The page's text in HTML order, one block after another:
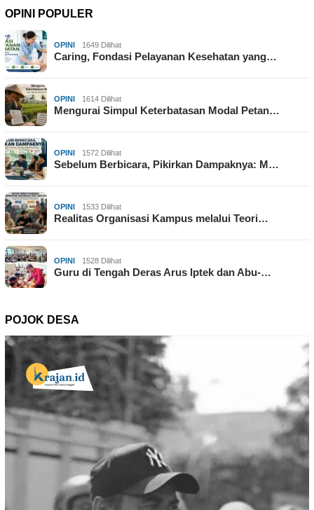
OPINI POPULER
OPINI 1649 Dilihat
Caring, Fondasi Pelayanan Kesehatan yang…
OPINI 1614 Dilihat
Mengurai Simpul Keterbatasan Modal Petan…
OPINI 1572 Dilihat
Sebelum Berbicara, Pikirkan Dampaknya: M…
OPINI 1533 Dilihat
Realitas Organisasi Kampus melalui Teori…
OPINI 1528 Dilihat
Guru di Tengah Deras Arus Iptek dan Abu-…
POJOK DESA